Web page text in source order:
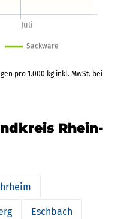
pro 1.000 kg inkl. MwSt. bei
Rhein-
Eschbach